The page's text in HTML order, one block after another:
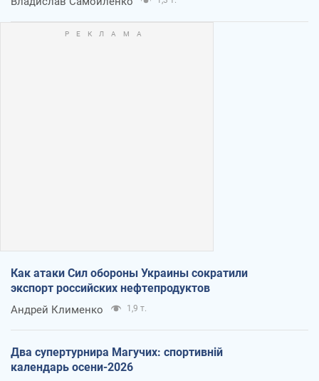
Как атаки Сил обороны Украины сократили
экспорт российских нефтепродуктов
Андрей Клименко 1,9 т.
Два супертурнира Магучих: спортивній
календарь осени-2026